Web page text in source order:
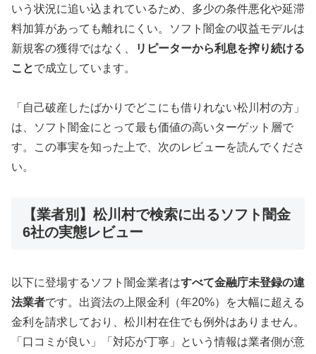
いう状況に追い込まれているため、多少の条件悪化や延滞
料加算があっても離れにくい。ソフト闇金の収益モデルは
新規客の獲得ではなく、
リピーターから利息を搾り続ける
ことで成立しています。
「自己破産したばかりでどこにも借りれない松川村の方」
は、ソフト闇金にとって最も価値の高いターゲット層で
す。この事実を知った上で、次のレビューを読んでくださ
い。
【業者別】松川村で検索に出るソフト闇金
6社の実態レビュー
以下に登場するソフト闇金業者はすべて金融庁未登録の違
法業者です。出資法の上限金利（年20%）を大幅に超える
金利を請求しており、松川村在住でも例外はありません。
「口コミが良い」「対応が丁寧」という情報は業者側が意